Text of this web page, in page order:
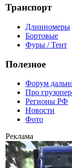
Транспорт
Длинномеры
Бортовые
Фуры / Тент
Полезное
Форум
Про
Регионы РФ
Новости
Фото
Реклама